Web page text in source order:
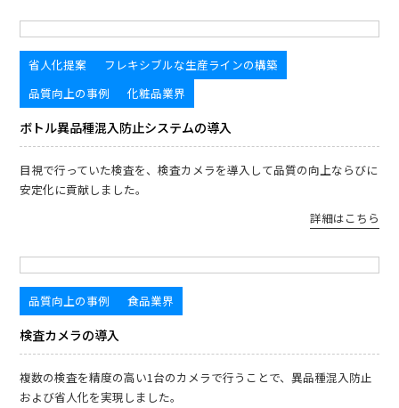
省人化提案
フレキシブルな生産ラインの構築
品質向上の事例
化粧品業界
ボトル異品種混入防止システムの導入
目視で行っていた検査を、検査カメラを導入して品質の向上ならびに
安定化に貢献しました。
詳細はこちら
品質向上の事例 食品業界
検査カメラの導入
複数の検査を精度の高い1台のカメラで行うことで、異品種混入防止
および省人化を実現しました。